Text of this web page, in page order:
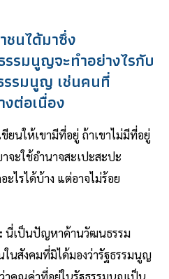
นได้มาซึ่ง
รรมนูญจะทำอย่างไรกับ
รมนูญ เช่นคนที่
ต่อเนื่อง
ขียนให้เขามีที่อยู่ ถ้าเขาไม่มีที่อยู่
จะใช้อำนาจสะเปะสะปะ
ไรได้บ้าง แต่อาจไม่ร้อย
นี่เป็นปัญหาด้านวัฒนธรรม
นสังคมที่มิได้มองว่ารัฐธรรมนูญ